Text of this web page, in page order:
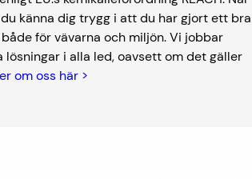
känna dig trygg i att du har gjort ett bra
för vävarna och miljön. Vi jobbar
i alla led, oavsett om det gäller
om oss här >